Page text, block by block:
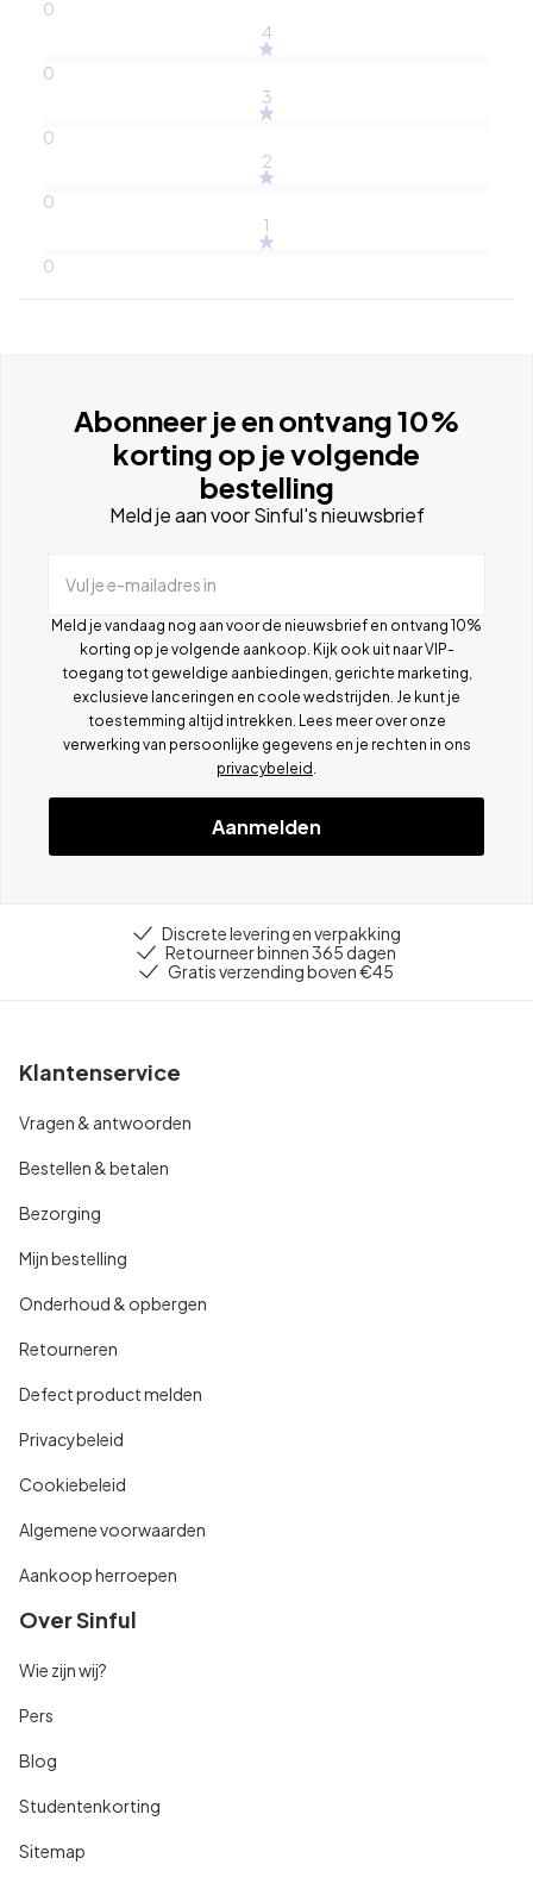
0
4
0
3
0
2
0
1
0
Abonneer je en ontvang 10%
korting op je volgende
bestelling
Meld je aan voor Sinful's nieuwsbrief
Vul je e-mailadres in
Meld je vandaag nog aan voor de nieuwsbrief en ontvang 10%
korting op je volgende aankoop. Kijk ook uit naar VIP-
toegang tot geweldige aanbiedingen, gerichte marketing,
exclusieve lanceringen en coole wedstrijden. Je kunt je
toestemming altijd intrekken. Lees meer over onze
verwerking van persoonlijke gegevens en je rechten in ons
privacybeleid
Aanmelden
Discrete levering en verpakking
Retourneer binnen 365 dagen
Gratis verzending boven €45
Klantenservice
Vragen & antwoorden
Bestellen & betalen
Bezorging
Mijn bestelling
Onderhoud & opbergen
Retourneren
Defect product melden
Privacybeleid
Cookiebeleid
Algemene voorwaarden
Aankoop herroepen
Over Sinful
Wie zijn wij?
Pers
Blog
Studentenkorting
Sitemap